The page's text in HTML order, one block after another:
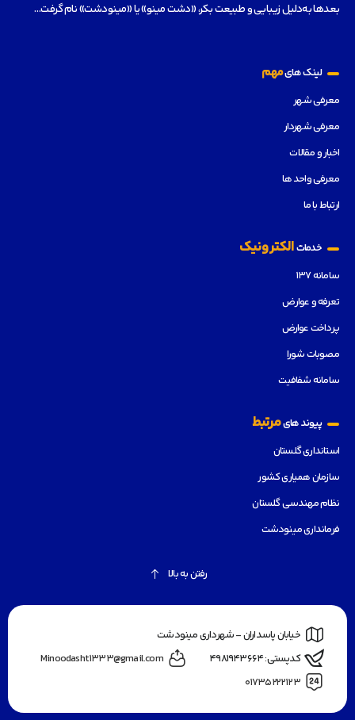
بعدها به‌دلیل زیبایی و طبیعت بکر، «دشت مینو» یا «مینودشت» نام گرفت…
لینک هایمهم
معرفی شهر
معرفی شهردار
اخبار و مقالات
معرفی واحد ها
ارتباط با ما
خدماتالکترونیک
سامانه ۱۳۷
تعرفه و عوارض
پرداخت عوارض
مصوبات شورا
سامانه شفافیت
پیوند هایمرتبط
استانداری گلستان
سازمان همیاری کشور
نظام مهندسی گلستان
فرمانداری مینودشت
رفتن به بالا
خیابان پاسداران - شهرداری مینودشت
کدپستی: ۴۹۸۱۹۴۳۶۶۴
Minoodasht1333@gmail.com
۰۱۷۳۵۲۲۲۱۲۳